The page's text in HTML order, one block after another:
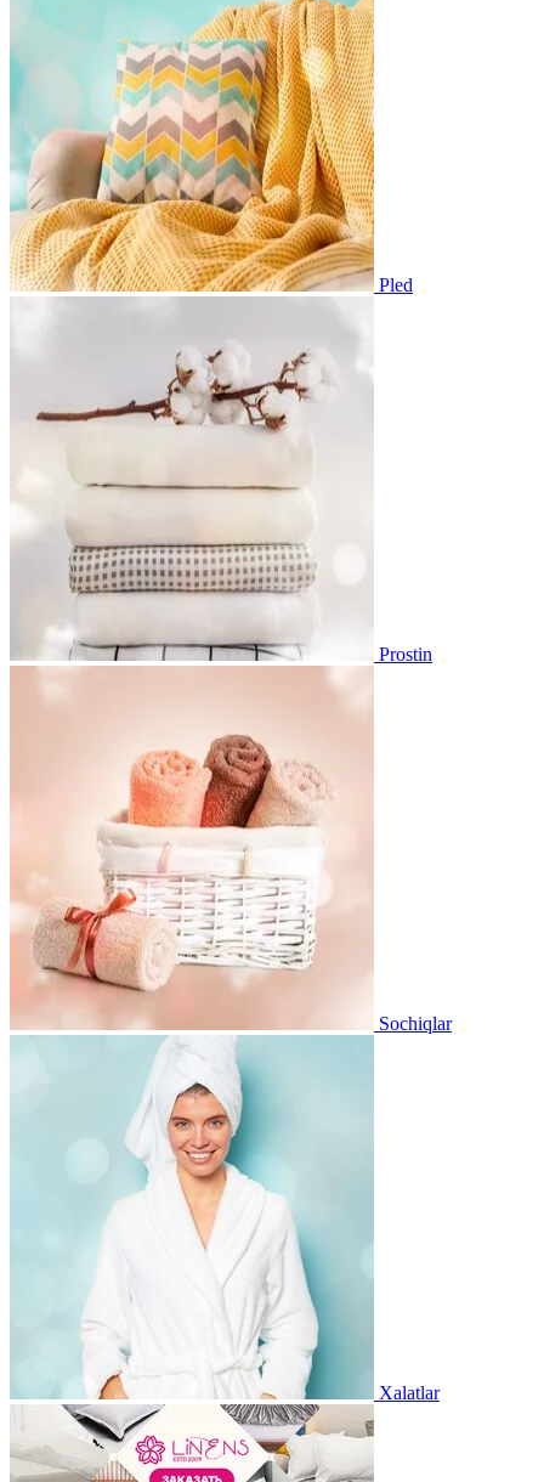
Pled
Prostin
Sochiqlar
Xalatlar